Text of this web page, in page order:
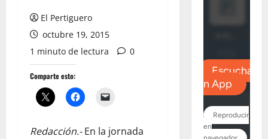
El Pertiguero
octubre 19, 2015
1 minuto de lectura
0
Comparte esto:
Redacción.-En la jornada